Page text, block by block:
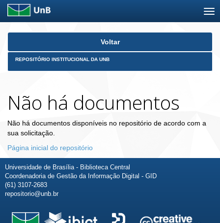
Skip
Voltar
REPOSITÓRIO INSTITUCIONAL DA UNB
Não há documentos
Não há documentos disponíveis no repositório de acordo com a
sua solicitação.
Página inicial do repositório
Universidade de Brasília - Biblioteca Central
Coordenadoria de Gestão da Informação Digital - GID
(61) 3107-2683
repositorio@unb.br